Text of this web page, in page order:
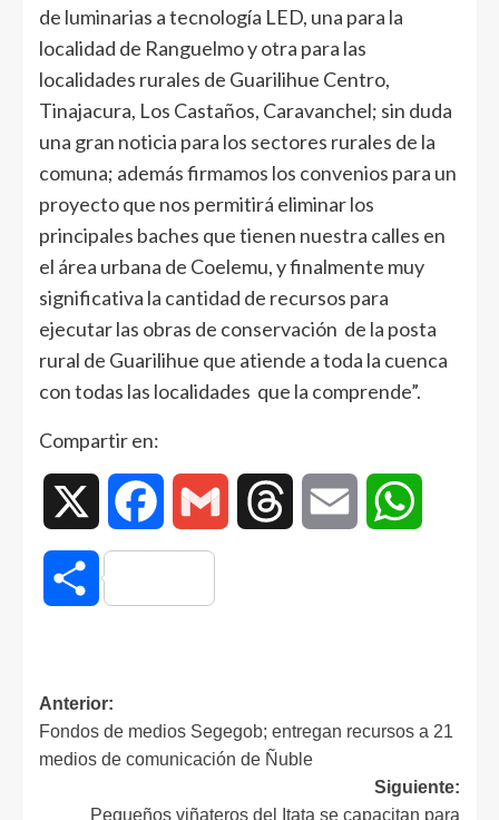
de luminarias a tecnología LED, una para la
localidad de Ranguelmo y otra para las
localidades rurales de Guarilihue Centro,
Tinajacura, Los Castaños, Caravanchel; sin duda
una gran noticia para los sectores rurales de la
comuna; además firmamos los convenios para un
proyecto que nos permitirá eliminar los
principales baches que tienen nuestra calles en
el área urbana de Coelemu, y finalmente muy
significativa la cantidad de recursos para
ejecutar las obras de conservación de la posta
rural de Guarilihue que atiende a toda la cuenca
con todas las localidades que la comprende”.
Compartir en:
Facebook Gmail Threads Email
Compartir
Anterior:
Fondos de medios Segegob; entregan recursos a 21
medios de comunicación de Ñuble
Siguiente:
Pequeños viñateros del Itata se capacitan para